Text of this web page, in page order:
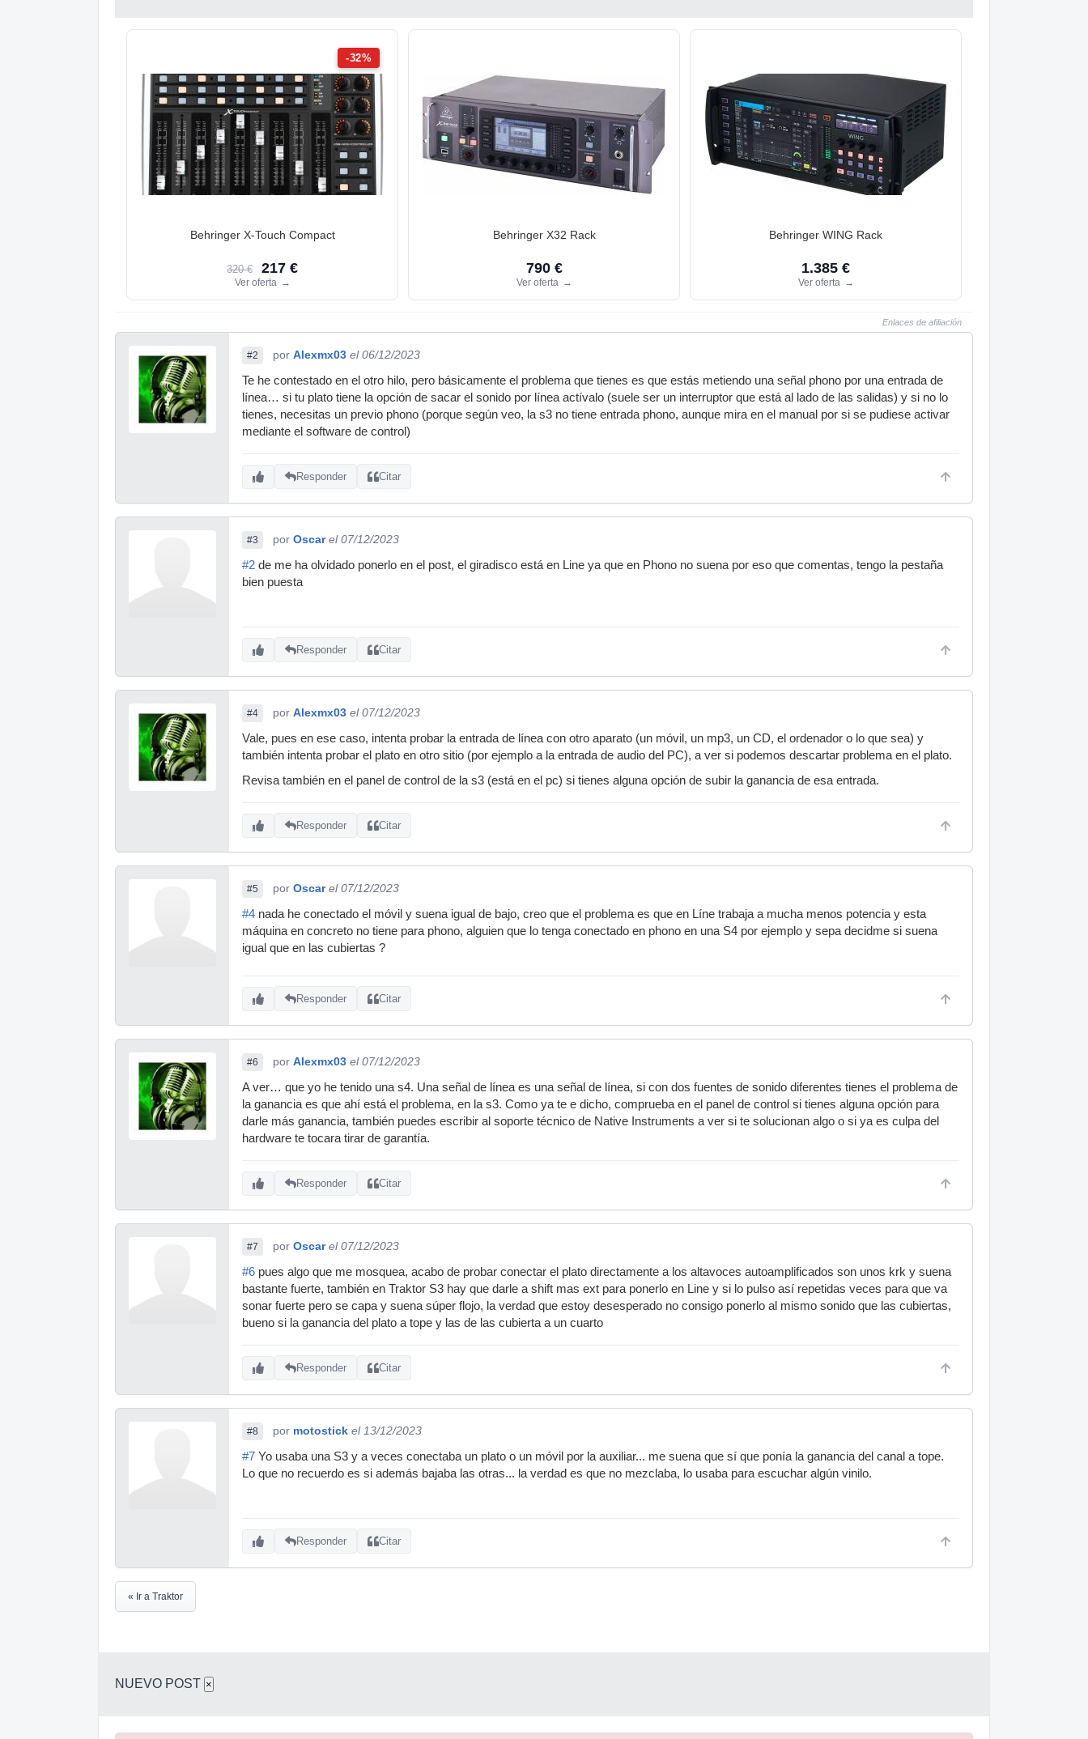
-32%
Behringer X-Touch Compact
320 € 217 €
Ver oferta →
Behringer X32 Rack
790 €
Ver oferta →
Behringer WING Rack
1.385 €
Ver oferta →
Enlaces de afiliación
#2 por Alexmx03 el 06/12/2023
Te he contestado en el otro hilo, pero básicamente el problema que tienes es que estás metiendo una señal phono por una entrada de
línea… si tu plato tiene la opción de sacar el sonido por línea actívalo (suele ser un interruptor que está al lado de las salidas) y si no lo
tienes, necesitas un previo phono (porque según veo, la s3 no tiene entrada phono, aunque mira en el manual por si se pudiese activar
mediante el software de control)
Responder Citar
#3 por Oscar el 07/12/2023
#2 de me ha olvidado ponerlo en el post, el giradisco está en Line ya que en Phono no suena por eso que comentas, tengo la pestaña
bien puesta
Responder Citar
#4 por Alexmx03 el 07/12/2023
Vale, pues en ese caso, intenta probar la entrada de línea con otro aparato (un móvil, un mp3, un CD, el ordenador o lo que sea) y
también intenta probar el plato en otro sitio (por ejemplo a la entrada de audio del PC), a ver si podemos descartar problema en el plato.
Revisa también en el panel de control de la s3 (está en el pc) si tienes alguna opción de subir la ganancia de esa entrada.
Responder Citar
#5 por Oscar el 07/12/2023
#4 nada he conectado el móvil y suena igual de bajo, creo que el problema es que en Líne trabaja a mucha menos potencia y esta
máquina en concreto no tiene para phono, alguien que lo tenga conectado en phono en una S4 por ejemplo y sepa decidme si suena
igual que en las cubiertas ?
Responder Citar
#6 por Alexmx03 el 07/12/2023
A ver… que yo he tenido una s4. Una señal de línea es una señal de línea, si con dos fuentes de sonido diferentes tienes el problema de
la ganancia es que ahí está el problema, en la s3. Como ya te e dicho, comprueba en el panel de control si tienes alguna opción para
darle más ganancia, también puedes escribir al soporte técnico de Native Instruments a ver si te solucionan algo o si ya es culpa del
hardware te tocara tirar de garantía.
Responder Citar
#7 por Oscar el 07/12/2023
#6 pues algo que me mosquea, acabo de probar conectar el plato directamente a los altavoces autoamplificados son unos krk y suena
bastante fuerte, también en Traktor S3 hay que darle a shift mas ext para ponerlo en Line y si lo pulso así repetidas veces para que va
sonar fuerte pero se capa y suena súper flojo, la verdad que estoy desesperado no consigo ponerlo al mismo sonido que las cubiertas,
bueno si la ganancia del plato a tope y las de las cubierta a un cuarto
Responder Citar
#8 por motostick el 13/12/2023
#7 Yo usaba una S3 y a veces conectaba un plato o un móvil por la auxiliar... me suena que sí que ponía la ganancia del canal a tope.
Lo que no recuerdo es si además bajaba las otras... la verdad es que no mezclaba, lo usaba para escuchar algún vinilo.
Responder Citar
« Ir a Traktor
NUEVO POST ×